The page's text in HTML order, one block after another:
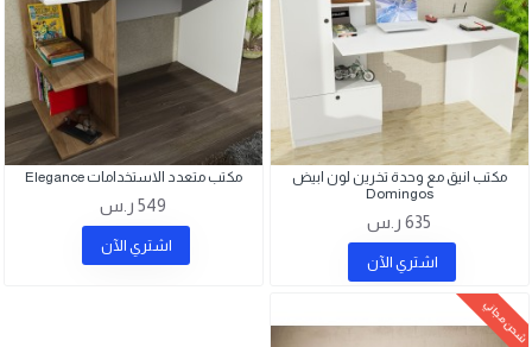
مكتب انيق مع وحدة تخرين لون ابيض
Domingos
635 ر.س
اشتري اﻵن
مكتب متعدد الاستخدامات Elegance
549 ر.س
اشتري اﻵن
شحن مجاني